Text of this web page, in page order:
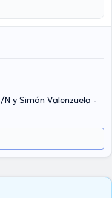
y Simón Valenzuela -